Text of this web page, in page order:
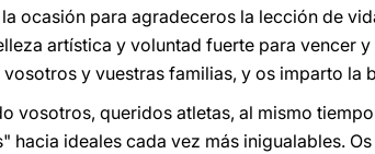
ocasión para agradeceros la lección de
artística y voluntad fuerte para vencer
y vuestras familias, y os imparto la
vosotros, queridos atletas, al mismo
hacia ideales cada vez más inigualables.